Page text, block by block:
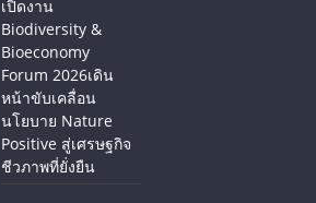
เปิดงาน
Biodiversity &
Bioeconomy
Forum 2026เดิน
หน้าขับเคลื่อน
นโยบาย Nature
Positive สู่เศรษฐกิจ
ชีวภาพที่ยั่งยืน